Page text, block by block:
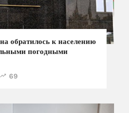
обратилось к населению
погодными
69